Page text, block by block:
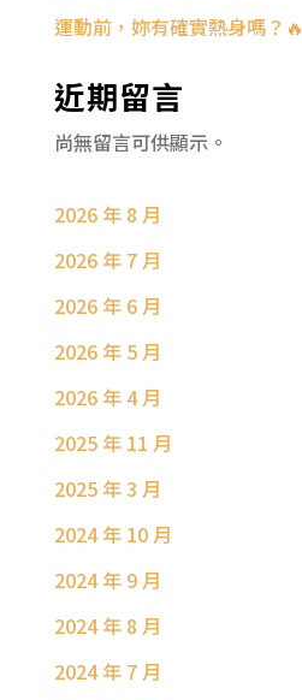
運動前，妳有確實熱身嗎？🔥
近期留言
尚無留言可供顯示。
2026 年 8 月
2026 年 7 月
2026 年 6 月
2026 年 5 月
2026 年 4 月
2025 年 11 月
2025 年 3 月
2024 年 10 月
2024 年 9 月
2024 年 8 月
2024 年 7 月